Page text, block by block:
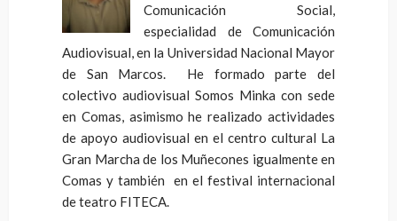
Comunicación Social,
especialidad de Comunicación
Audiovisual, en la Universidad Nacional Mayor
de San Marcos. He formado parte del
colectivo audiovisual Somos Minka con sede
en Comas, asimismo he realizado actividades
de apoyo audiovisual en el centro cultural La
Gran Marcha de los Muñecones igualmente en
Comas y también en el festival internacional
de teatro FITECA.